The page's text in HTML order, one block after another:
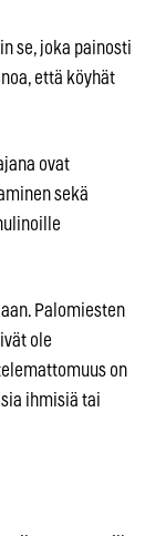
se, joka painosti
että köyhät
ovat
sekä
Palomiesten
ole
on
ihmisiä tai